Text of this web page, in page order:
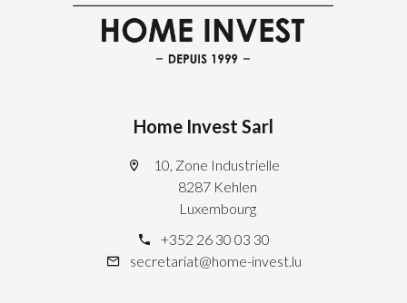
Home Invest Sarl
10, Zone Industrielle
8287 Kehlen
Luxembourg
+352 26 30 03 30
secretariat@home-invest.lu